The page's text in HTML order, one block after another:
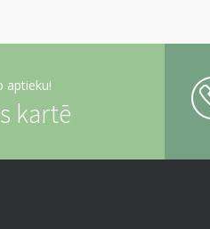
aptieku!
kartē